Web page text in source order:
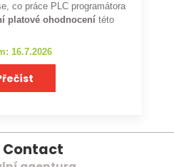
co práce PLC programátora
platové ohodnocení této
16.7.2026
Contact